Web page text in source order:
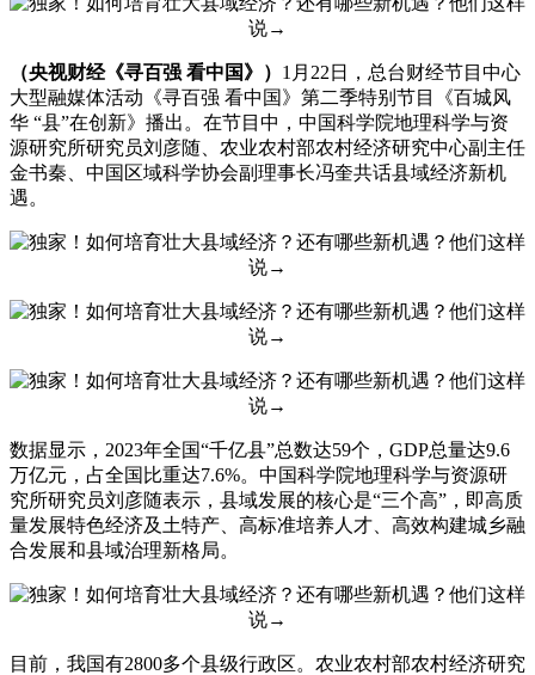
（央视财经《寻百强 看中国》） 1月22日，总台财经节目中心
大型融媒体活动《寻百强 看中国》第二季特别节目《百城风
华 “县”在创新》播出。在节目中，中国科学院地理科学与资
源研究所研究员刘彦随、农业农村部农村经济研究中心副主任
金书秦、中国区域科学协会副理事长冯奎共话县域经济新机
遇。
数据显示，2023年全国“千亿县”总数达59个，GDP总量达9.6
万亿元，占全国比重达7.6%。中国科学院地理科学与资源研
究所研究员刘彦随表示，县域发展的核心是“三个高”，即高质
量发展特色经济及土特产、高标准培养人才、高效构建城乡融
合发展和县域治理新格局。
目前，我国有2800多个县级行政区。农业农村部农村经济研究